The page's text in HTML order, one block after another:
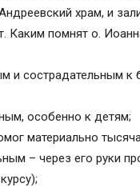
храм, и
Каким помнят о.
и сострадательным к
особенно к детям;
материально
– через его руки